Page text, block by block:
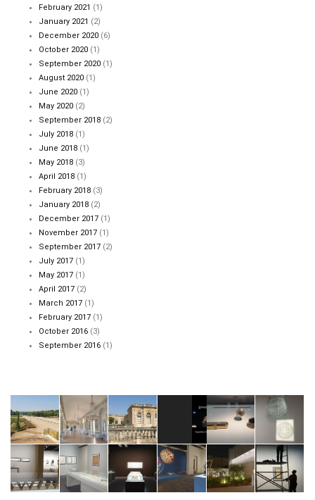
February 2021 (1)
January 2021 (2)
December 2020 (6)
October 2020 (1)
September 2020 (1)
August 2020 (1)
June 2020 (1)
May 2020 (2)
September 2018 (2)
July 2018 (1)
June 2018 (1)
May 2018 (3)
April 2018 (1)
February 2018 (3)
January 2018 (2)
December 2017 (1)
November 2017 (1)
September 2017 (2)
July 2017 (1)
May 2017 (1)
April 2017 (2)
March 2017 (1)
February 2017 (1)
October 2016 (3)
September 2016 (1)